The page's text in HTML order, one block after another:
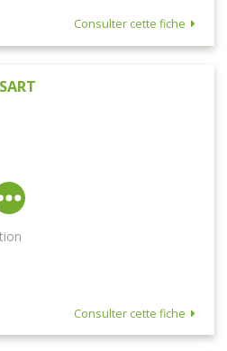
Consulter cette fiche
Consulter cette fiche